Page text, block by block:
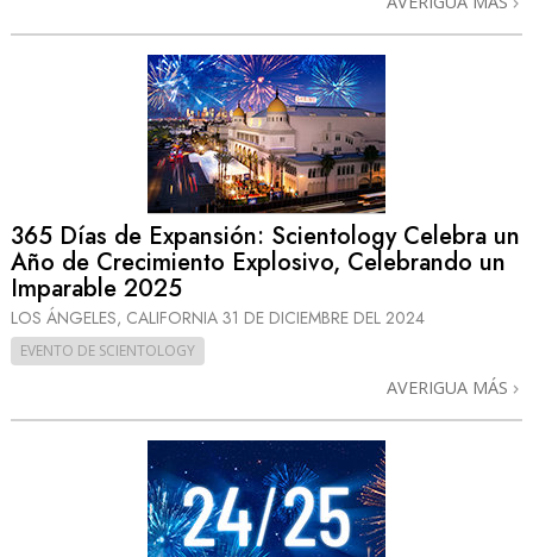
365 Días de Expansión: Scientology Celebra un
Año de Crecimiento Explosivo, Celebrando un
Imparable 2025
LOS ÁNGELES, CALIFORNIA 31 DE DICIEMBRE DEL 2024
EVENTO DE SCIENTOLOGY
AVERIGUA MÁS